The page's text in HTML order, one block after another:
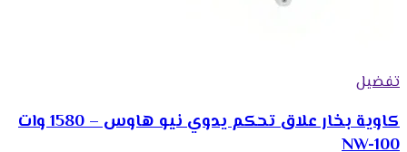
تفضيل
كاوية بخار علاق تحكم يدوي نيو هاوس – 1580 وات
NW-100